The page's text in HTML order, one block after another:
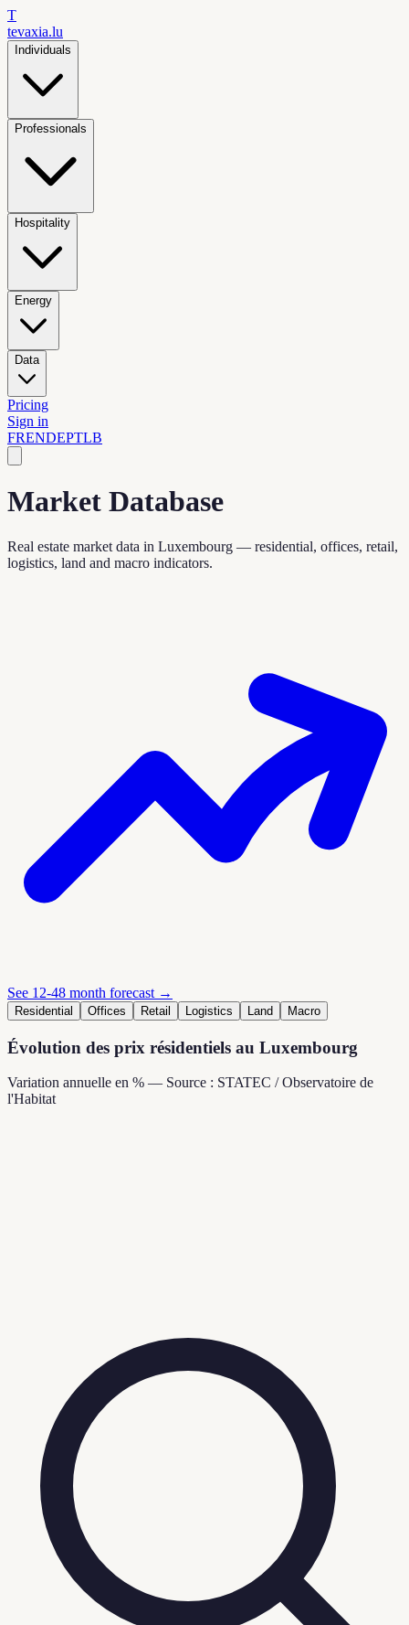
T
tevaxia.lu
Individuals
Professionals
Hospitality
Energy
Data
Pricing
Sign in
FRENDEPTLB
Market Database
Real estate market data in Luxembourg — residential, offices, retail,
logistics, land and macro indicators.
See 12-48 month forecast →
Residential Offices Retail Logistics Land Macro
Évolution des prix résidentiels au Luxembourg
Variation annuelle en % — Source : STATEC / Observatoire de
l'Habitat